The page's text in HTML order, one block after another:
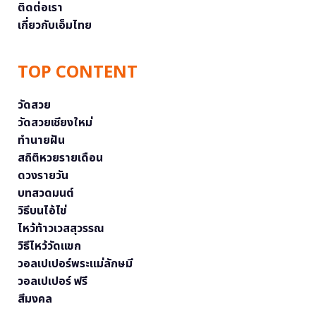
ติดต่อเรา
เกี่ยวกับเอ็มไทย
TOP CONTENT
วัดสวย
วัดสวยเชียงใหม่
ทำนายฝัน
สถิติหวยรายเดือน
ดวงรายวัน
บทสวดมนต์
วิธีบนไอ้ไข่
ไหว้ท้าวเวสสุวรรณ
วิธีไหว้วัดแขก
วอลเปเปอร์พระแม่ลักษมี
วอลเปเปอร์ ฟรี
สีมงคล